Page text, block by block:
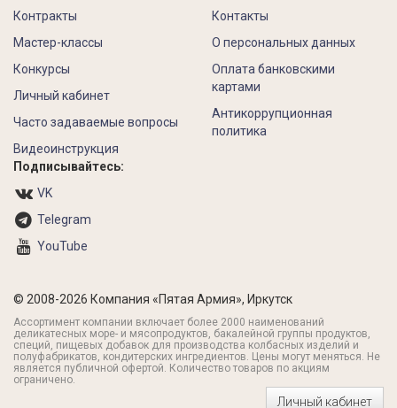
Контракты
Контакты
Мастер-классы
Конкурсы
Личный кабинет
Часто задаваемые вопросы
Видеоинструкция
О персональных данных
Оплата банковскими
картами
Антикоррупционная
политика
Подписывайтесь:
VK
Telegram
YouTube
© 2008-2026 Компания «Пятая Армия», Иркутск
Ассортимент компании включает более 2000 наименований
деликатесных море- и мясопродуктов, бакалейной группы продуктов,
специй, пищевых добавок для производства колбасных изделий и
полуфабрикатов, кондитерских ингредиентов. Цены могут меняться. Не
является публичной офертой. Количество товаров по акциям
ограничено.
Личный кабинет